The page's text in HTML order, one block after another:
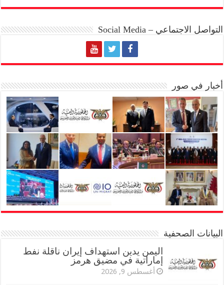
التواصل الاجتماعي – Social Media
أخبار في صور
البيانات الصحفية
اليمن يدين استهداف إيران ناقلة نفط
إماراتية في مضيق هرمز
أغسطس 9, 2026